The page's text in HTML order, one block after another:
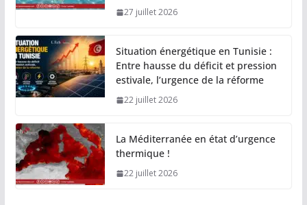
27 juillet 2026
Situation énergétique en Tunisie :
Entre hausse du déficit et pression
estivale, l’urgence de la réforme
22 juillet 2026
La Méditerranée en état d’urgence
thermique !
22 juillet 2026